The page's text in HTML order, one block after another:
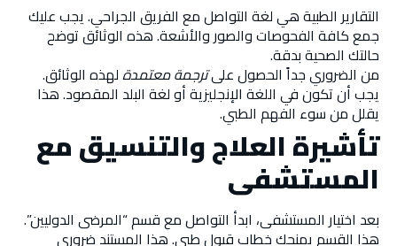
التقارير الطبية هي لغة التواصل مع الفريق الجراحي. يجب عليك
جمع كافة الفحوصات والصور والأشعة. هذه الوثائق توضح
حالتك الصحية بدقة.
من الضروري جداً الحصول علىترجمة معتمدةلهذه الوثائق.
يجب أن تكون في اللغة الإنجليزية أو لغة البلد المقصود. هذا
يقلل من سوء الفهم الطبي.
تأشيرة العلاج والتنسيق مع
المستشفى
بعد اختيار المستشفى، ابدأ التواصل مع قسم “المرضى الدوليين”.
هذا القسم يمنحك خطاب قبول طبي. هذا المستند ضروري